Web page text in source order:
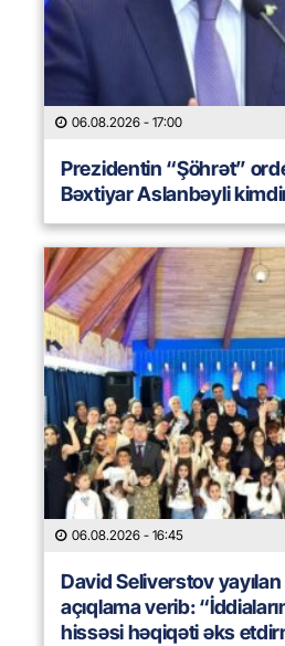
06.08.2026 - 17:00
Prezidentin “Şöhrət”
Bəxtiyar Aslanbəyli
06.08.2026 - 16:45
David Seliverstov
açıqlama verib:
hissəsi həqiqəti əks